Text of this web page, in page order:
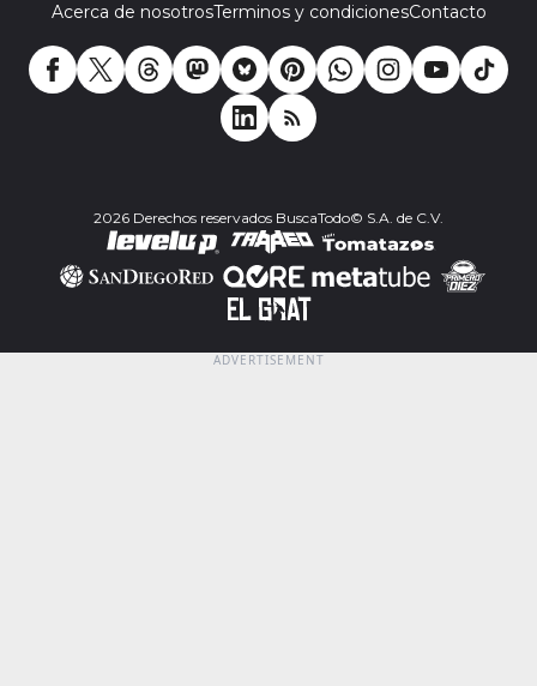
Acerca de nosotrosTerminos y condicionesContacto
2026 Derechos reservados BuscaTodo© S.A. de C.V.